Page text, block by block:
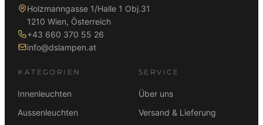
Holzmanngasse 1/Halle 1 Obj.31
1210 Wien, Österreich
+43 660 370 55 26
info@dslampen.at
KATEGORIEN
Innenleuchten
Aussenleuchten
SERVICE
Über uns
Versand & Lieferung